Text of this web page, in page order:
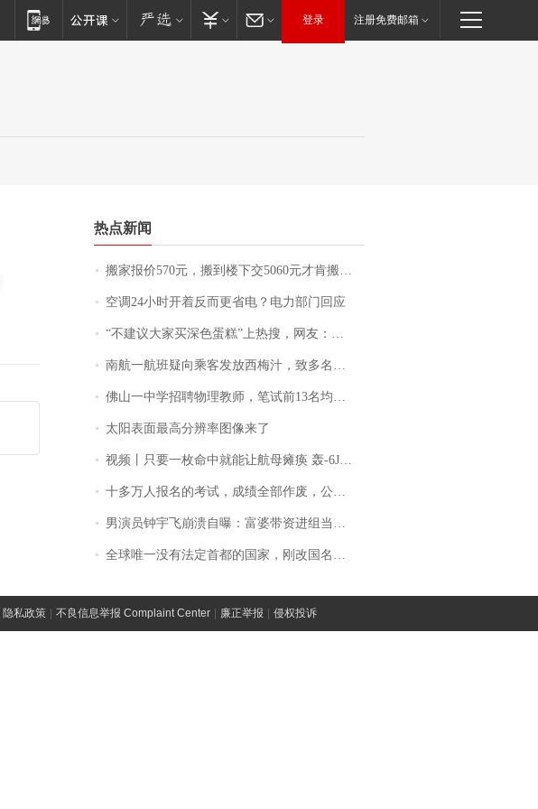
登录 注册免费邮箱
热点新闻
搬家报价570元，搬到楼下交5060元才肯搬上楼！女子傻眼了……
空调24小时开着反而更省电？电力部门回应
“不建议大家买深色蛋糕”上热搜，网友：天塌了！
南航一航班疑向乘客发放西梅汁，致多名乘客在飞行途中排队上厕所！乘客：机上100多人只有2个厕所；客服回应：并非每架飞机都会发放西梅汁
佛山一中学招聘物理教师，笔试前13名均遭淘汰？教育局：已叫停招聘，成立调查组全面核查
太阳表面最高分辨率图像来了
视频丨只要一枚命中就能让航母瘫痪 轰-6J实力有多强？
十多万人报名的考试，成绩全部作废，公平么？
男演员钟宇飞崩溃自曝：富婆带资进组当女主角，50多集短剧强加60余场吻戏......不敢得罪只能强忍
全球唯一没有法定首都的国家，刚改国名，总统就邀请中国大使骑行绕了几乎整个国境线一圈，还曾两次到中国寻根
隐私政策 不良信息举报 Complaint Center 廉正举报 侵权投诉